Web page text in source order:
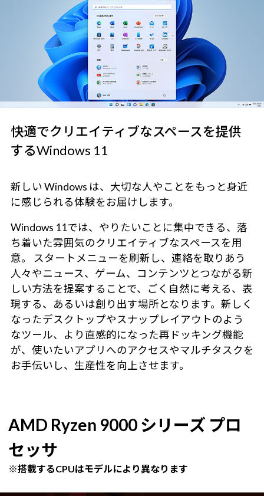
快適でクリエイティブなスペースを提供
するWindows 11
新しい Windows は、大切な人やことをもっと身近
に感じられる体験をお届けします。
Windows 11では、やりたいことに集中できる、落
ち着いた雰囲気のクリエイティブなスペースを用
意。 スタートメニューを刷新し、連絡を取りあう
人々やニュース、ゲーム、コンテンツとつながる新
しい方法を提案することで、ごく自然に考える、表
現する、あるいは創り出す場所となります。新しく
なったデスクトップやスナップレイアウトのよう
なツール、より直感的になった再ドッキング機能
が、使いたいアプリへのアクセスやマルチタスクを
お手伝いし、生産性を向上させます。
AMD Ryzen 9000 シリーズ プロ
セッサ
※搭載するCPUはモデルにより異なります